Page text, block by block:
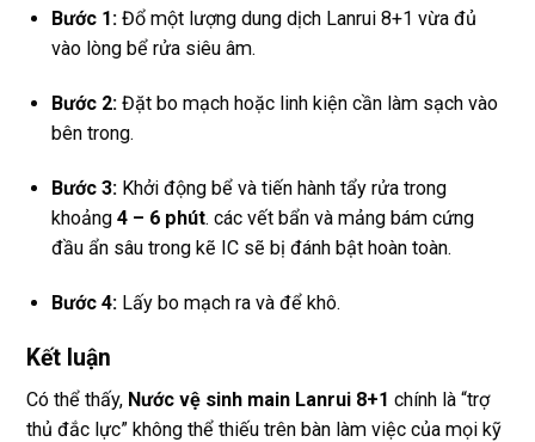
Bước 1: Đổ một lượng dung dịch Lanrui 8+1 vừa đủ
vào lòng bể rửa siêu âm.
Bước 2: Đặt bo mạch hoặc linh kiện cần làm sạch vào
bên trong.
Bước 3: Khởi động bể và tiến hành tẩy rửa trong
khoảng 4 – 6 phút. các vết bẩn và mảng bám cứng
đầu ẩn sâu trong kẽ IC sẽ bị đánh bật hoàn toàn.
Bước 4: Lấy bo mạch ra và để khô.
Kết luận
Có thể thấy, Nước vệ sinh main Lanrui 8+1 chính là “trợ
thủ đắc lực” không thể thiếu trên bàn làm việc của mọi kỹ